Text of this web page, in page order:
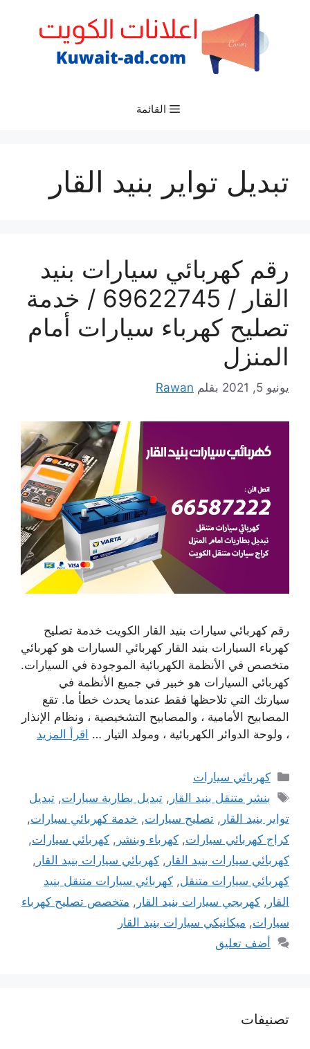
القائمة
تبديل تواير بنيد القار
رقم كهربائي سيارات بنيد
القار / 69622745 / خدمة
تصليح كهرباء سيارات أمام
المنزل
يونيو 5, 2021 بقلم Rawan
رقم كهربائي سيارات بنيد القار الكويت خدمة تصليح
كهرباء السيارات بنيد القار كهربائي السيارات هو كهربائي
متخصص في الأنظمة الكهربائية الموجودة في السيارات.
كهربائي السيارات هو خبير في جميع الأنظمة في
سيارتك التي تلاحظها فقط عندما يحدث خطأ ما. تقع
المصابيح الأمامية ، والمصابيح التشخيصية ، ونظام الإنذار
، ولوحة الدوائر الكهربائية ، ومولد التيار … اقرأ المزيد
التصنيفات
كهربائي سيارات
الوسوم
بنشر متنقل بنيد القار ,تبديل بطارية سيارات,تبديل
تواير بنيد القار , تصليح سيارات, خدمة كهربائي سيارات,
كراج كهربائي سيارات, كهرباء وبنشر , كهربائي سيارات,
كهربائي سيارات بنيد القار , كهربائي سيارات بنيد القار ,
كهربائي سيارات متنقل, كهربائي سيارات متنقل بنيد
القار , كهربجي سيارات بنيد القار , متخصص تصليح كهرباء
سيارات, ميكانيكي سيارات بنيد القار
أضف تعليق
تصنيفات